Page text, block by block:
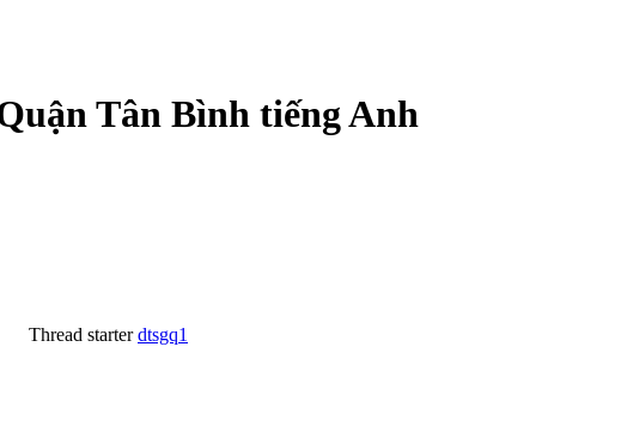
Tân Bình tiếng Anh
Thread starter dtsgq1